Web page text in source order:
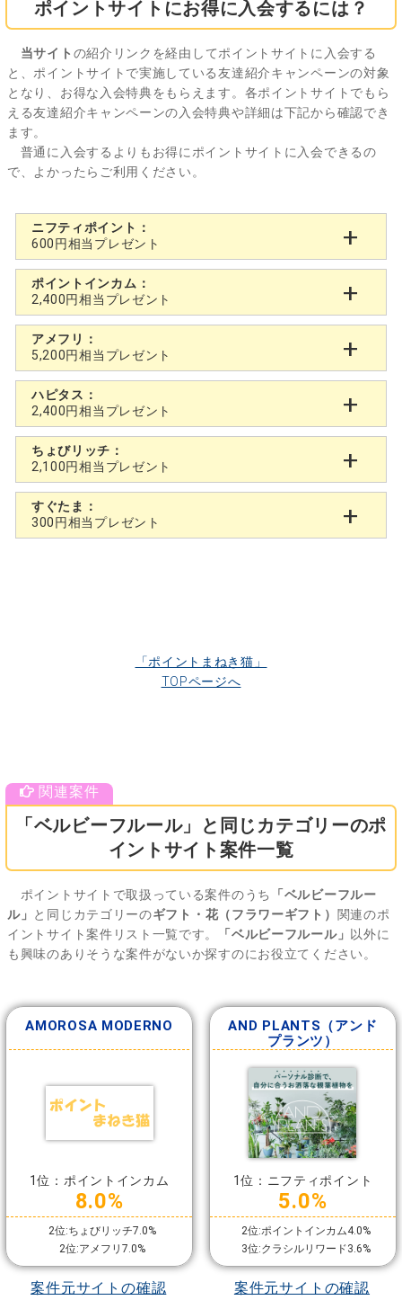
ポイントサイトにお得に入会するには？
当サイト の紹介リンクを経由してポイントサイトに入会する
と、ポイントサイトで実施している友達紹介キャンペーンの対象
となり、お得な入会特典をもらえます。各ポイントサイトでもら
える友達紹介キャンペーンの入会特典や詳細は下記から確認でき
ます。
普通に入会するよりもお得にポイントサイトに入会できるの
で、よかったらご利用ください。
ニフティポイント：
600円相当プレゼント
ポイントインカム：
2,400円相当プレゼント
アメフリ：
5,200円相当プレゼント
ハピタス：
2,400円相当プレゼント
ちょびリッチ：
2,100円相当プレゼント
すぐたま：
300円相当プレゼント
「ポイントまねき猫」
TOPページへ
「ベルビーフルール」と同じカテゴリーのポ
イントサイト案件一覧
ポイントサイトで取扱っている案件のうち
「ベルビーフルー
ル」 と同じカテゴリーのギフト・花（フラワーギフト） 関連のポ
イントサイト案件リスト一覧です。
「ベルビーフルール」 以外に
も興味のありそうな案件がないか探すのにお役立てください。
AMOROSA MODERNO
1位：ポイントインカム
8.0%
2位:ちょびリッチ7.0%
2位:アメフリ7.0%
案件元サイトの確認
AND PLANTS（アンド
プランツ）
1位：ニフティポイント
5.0%
2位:ポイントインカム4.0%
3位:クラシルリワード3.6%
案件元サイトの確認